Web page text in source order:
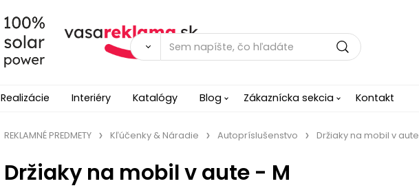
Realizácie Interiéry Katalógy Blog Zákaznícka sekcia Kontakt
REKLAMNÉ PREDMETY Kľúčenky & Náradie Autopríslušenstvo Držiaky na mobil v aute
Držiaky na mobil v aute - M